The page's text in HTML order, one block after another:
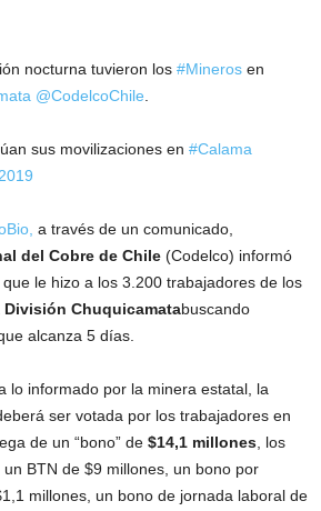
nocturna tuvieron los #Mineros en
@CodelcoChile
sus movilizaciones en #Calama
a través de un comunicado,
del Cobre de Chile (Codelco) informó
le hizo a los 3.200 trabajadores de los
División Chuquicamatabuscando
alcanza 5 días.
lo informado por la minera estatal, la
ser votada por los trabajadores en
de un “bono” de $14,1 millones , los
BTN de $9 millones, un bono por
millones, un bono de jornada laboral de